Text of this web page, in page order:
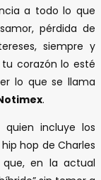
a todo lo que
pérdida de
siempre y
corazón lo esté
lo que se llama
.
quien incluye los
hop de Charles
en la actual